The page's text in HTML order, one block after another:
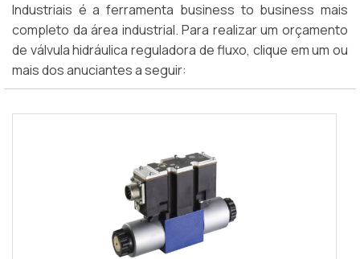
Industriais é a ferramenta business to business mais
completo da área industrial. Para realizar um orçamento
de válvula hidráulica reguladora de fluxo, clique em um ou
mais dos anuciantes a seguir: